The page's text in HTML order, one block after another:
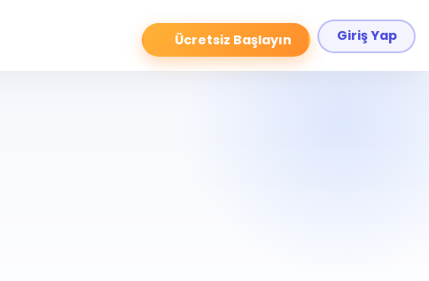
Ücretsiz Başlayın Giriş Yap